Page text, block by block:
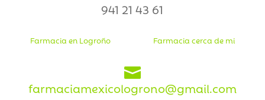
941 21 43 61
Farmacia en Logroño Farmacia cerca de mi

farmaciamexicologrono@gmail.com